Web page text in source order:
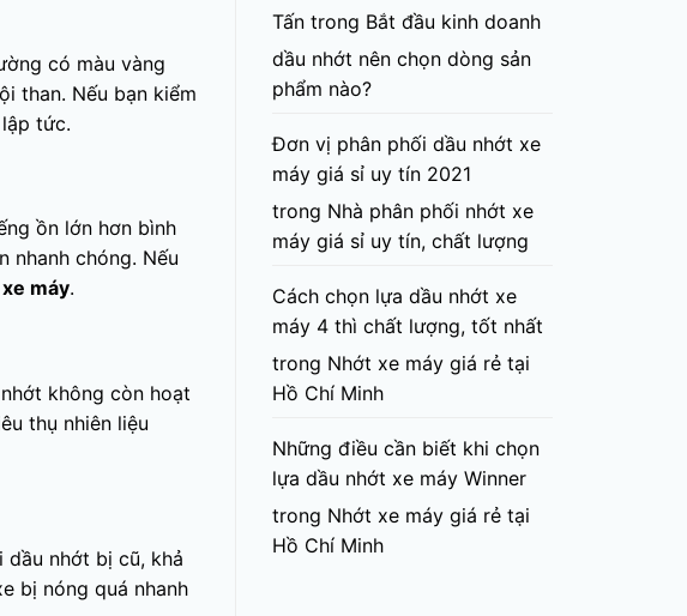
có màu vàng
than. Nếu bạn kiểm
tức.
ồn lớn hơn bình
nhanh chóng. Nếu
máy.
không còn hoạt
thụ nhiên liệu
dầu nhớt bị cũ, khả
bị nóng quá nhanh
Tấn trong Bắt đầu kinh doanh
dầu nhớt nên chọn dòng sản
phẩm nào?
Đơn vị phân phối dầu nhớt xe
máy giá sỉ uy tín 2021
trong Nhà phân phối nhớt xe
máy giá sỉ uy tín, chất lượng
Cách chọn lựa dầu nhớt xe
máy 4 thì chất lượng, tốt nhất
trong Nhớt xe máy giá rẻ tại
Hồ Chí Minh
Những điều cần biết khi chọn
lựa dầu nhớt xe máy Winner
trong Nhớt xe máy giá rẻ tại
Hồ Chí Minh